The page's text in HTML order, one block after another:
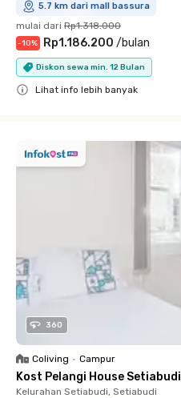
5.7 km dari mall bassura
mulai dari Rp1.318.000
-10% Rp1.186.200 /bulan
Diskon sewa min. 12 Bulan
Lihat info lebih banyak
360
Coliving • Campur
Kost Pelangi House Setiabudi
Kelurahan Setiabudi, Setiabudi